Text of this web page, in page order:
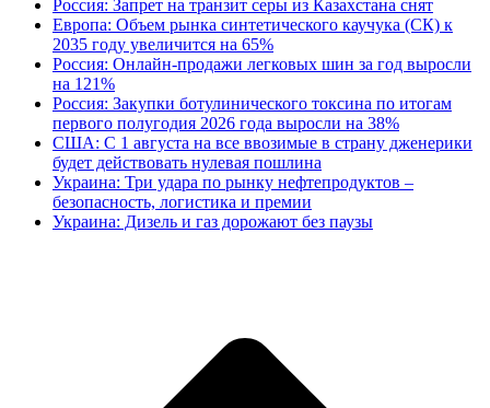
Россия: Запрет на транзит серы из Казахстана снят
Европа: Объем рынка синтетического каучука (СК) к
2035 году увеличится на 65%
Россия: Онлайн-продажи легковых шин за год выросли
на 121%
Россия: Закупки ботулинического токсина по итогам
первого полугодия 2026 года выросли на 38%
США: С 1 августа на все ввозимые в страну дженерики
будет действовать нулевая пошлина
Украина: Три удара по рынку нефтепродуктов –
безопасность, логистика и премии
Украина: Дизель и газ дорожают без паузы